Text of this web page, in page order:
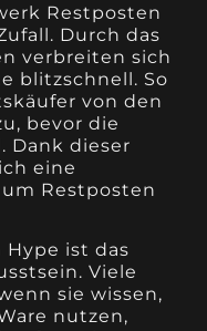
Restposten
Durch das
verbreiten sich
blitzschnell. So
von den
bevor die
Dank dieser
eine
Restposten
ist das
Viele
sie wissen,
nutzen,